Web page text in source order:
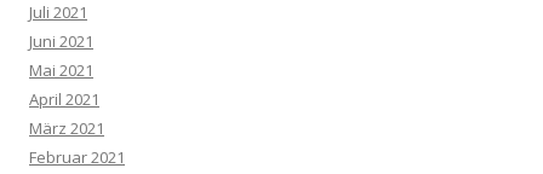
Juli 2021
Juni 2021
Mai 2021
April 2021
März 2021
Februar 2021